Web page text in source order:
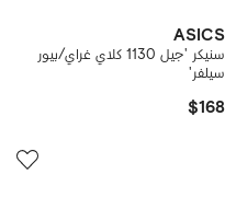
ASICS
سنيكر 'جيل 1130 كلاي غراي/بيور
سيلفر'
$168